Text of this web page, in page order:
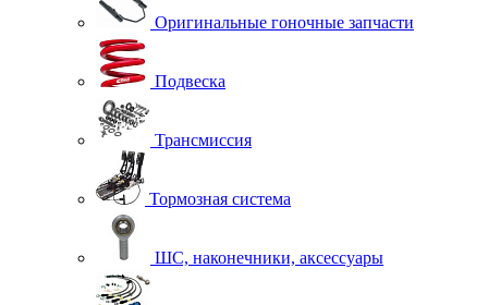
Оригинальные гоночные запчасти
Подвеска
Трансмиссия
Тормозная система
ШС, наконечники, аксессуары